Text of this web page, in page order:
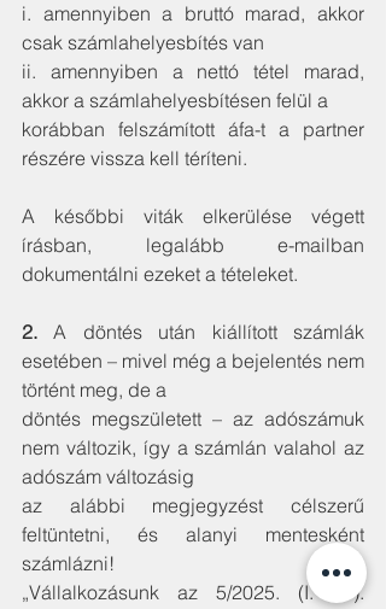
i. amennyiben a bruttó marad, akkor
csak számlahelyesbítés van
ii. amennyiben a nettó tétel marad,
akkor a számlahelyesbítésen felül a
korábban felszámított áfa-t a partner
részére vissza kell téríteni.
A későbbi viták elkerülése végett
írásban, legalább e-mailban
dokumentálni ezeket a tételeket.
2. A döntés után kiállított számlák
esetében – mivel még a bejelentés nem
történt meg, de a
döntés megszületett – az adószámuk
nem változik, így a számlán valahol az
adószám változásig
az alábbi megjegyzést célszerű
feltüntetni, és alanyi mentesként
számlázni!
„Vállalkozásunk az 5/2025. (I. 25).